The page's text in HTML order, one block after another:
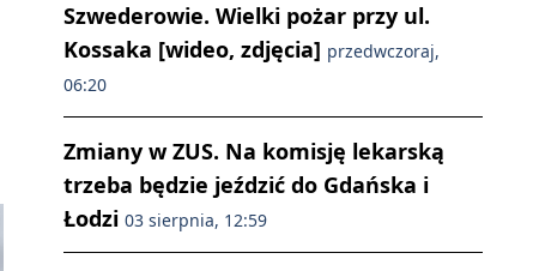
Szwederowie. Wielki pożar przy ul.
Kossaka [wideo, zdjęcia] przedwczoraj,
06:20
Zmiany w ZUS. Na komisję lekarską
trzeba będzie jeździć do Gdańska i
Łodzi 03 sierpnia, 12:59